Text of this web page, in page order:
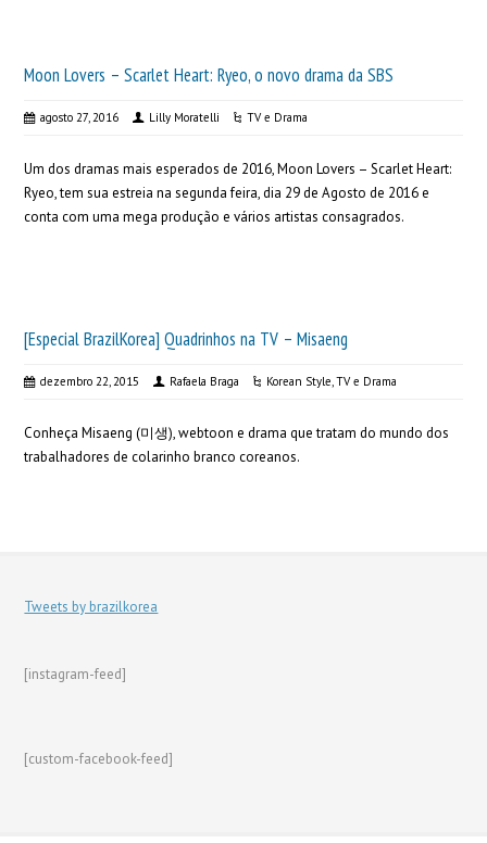
Moon Lovers – Scarlet Heart: Ryeo, o novo drama da SBS
agosto 27, 2016 Lilly Moratelli TV e Drama
Um dos dramas mais esperados de 2016, Moon Lovers – Scarlet Heart:
Ryeo, tem sua estreia na segunda feira, dia 29 de Agosto de 2016 e
conta com uma mega produção e vários artistas consagrados.
[Especial BrazilKorea] Quadrinhos na TV – Misaeng
dezembro 22, 2015 Rafaela Braga Korean Style,TV e Drama
Conheça Misaeng (미생), webtoon e drama que tratam do mundo dos
trabalhadores de colarinho branco coreanos.
Tweets by brazilkorea
[instagram-feed]
[custom-facebook-feed]